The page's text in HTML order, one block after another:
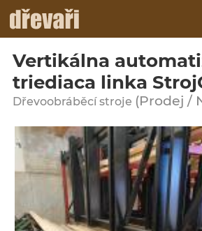
Vertikálna
triediaca linka
Dřevoobráběcí stroje (Prodej /